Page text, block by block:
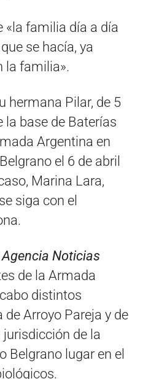
«la familia día a día
se hacía, ya
la familia».
hermana Pilar, de 5
la base de Baterías
Argentina en
el 6 de abril
Marina Lara,
siga con el
Agencia Noticias
de la Armada
distintos
Arroyo Pareja y de
de la
Belgrano lugar en el